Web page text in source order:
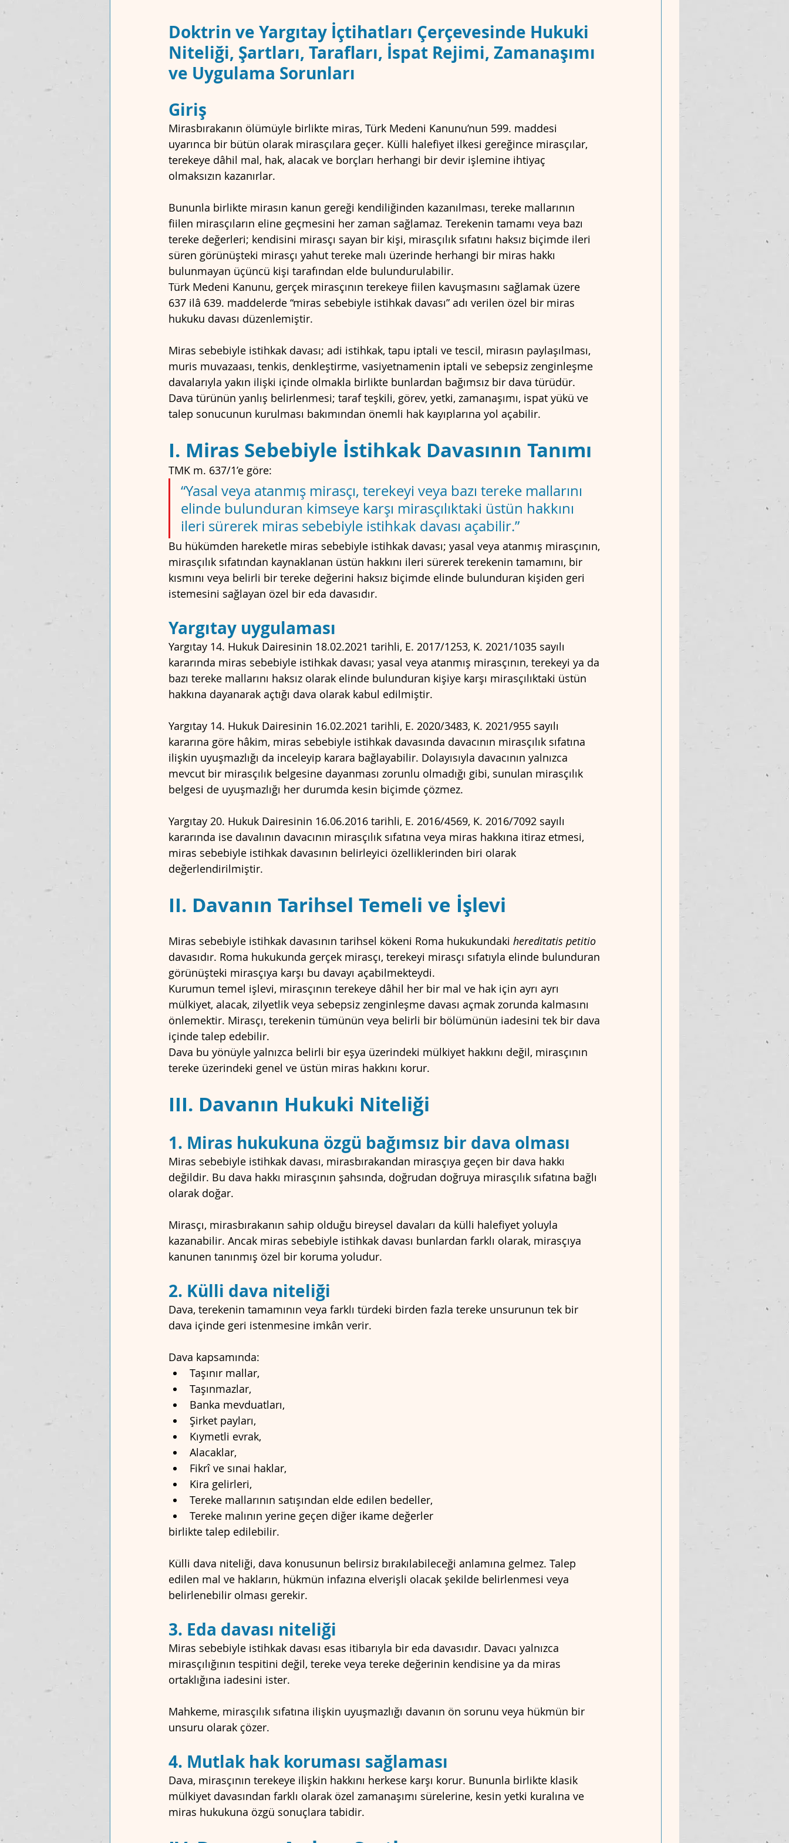
UYUŞMAZLIK MAHKEMESİ CMK
Doktrin ve Yargıtay İçtihatları Çerçevesinde Hukuki
Niteliği, Şartları, Tarafları, İspat Rejimi, Zamanaşımı
ve Uygulama Sorunları
Giriş
Mirasbırakanın ölümüyle birlikte miras, Türk Medeni Kanunu’nun 599. maddesi
uyarınca bir bütün olarak mirasçılara geçer. Külli halefiyet ilkesi gereğince mirasçılar,
terekeye dâhil mal, hak, alacak ve borçları herhangi bir devir işlemine ihtiyaç
olmaksızın kazanırlar.
Bununla birlikte mirasın kanun gereği kendiliğinden kazanılması, tereke mallarının
fiilen mirasçıların eline geçmesini her zaman sağlamaz. Terekenin tamamı veya bazı
tereke değerleri; kendisini mirasçı sayan bir kişi, mirasçılık sıfatını haksız biçimde ileri
süren görünüşteki mirasçı yahut tereke malı üzerinde herhangi bir miras hakkı
bulunmayan üçüncü kişi tarafından elde bulundurulabilir.
Türk Medeni Kanunu, gerçek mirasçının terekeye fiilen kavuşmasını sağlamak üzere
637 ilâ 639. maddelerde “miras sebebiyle istihkak davası” adı verilen özel bir miras
hukuku davası düzenlemiştir.
Miras sebebiyle istihkak davası; adi istihkak, tapu iptali ve tescil, mirasın paylaşılması,
muris muvazaası, tenkis, denkleştirme, vasiyetnamenin iptali ve sebepsiz zenginleşme
davalarıyla yakın ilişki içinde olmakla birlikte bunlardan bağımsız bir dava türüdür.
Dava türünün yanlış belirlenmesi; taraf teşkili, görev, yetki, zamanaşımı, ispat yükü ve
talep sonucunun kurulması bakımından önemli hak kayıplarına yol açabilir.
I. Miras Sebebiyle İstihkak Davasının Tanımı
TMK m. 637/1’e göre:
“Yasal veya atanmış mirasçı, terekeyi veya bazı tereke mallarını
elinde bulunduran kimseye karşı mirasçılıktaki üstün hakkını
ileri sürerek miras sebebiyle istihkak davası açabilir.”
Bu hükümden hareketle miras sebebiyle istihkak davası; yasal veya atanmış mirasçının,
mirasçılık sıfatından kaynaklanan üstün hakkını ileri sürerek terekenin tamamını, bir
kısmını veya belirli bir tereke değerini haksız biçimde elinde bulunduran kişiden geri
istemesini sağlayan özel bir eda davasıdır.
Yargıtay uygulaması
Yargıtay 14. Hukuk Dairesinin 18.02.2021 tarihli, E. 2017/1253, K. 2021/1035 sayılı
kararında miras sebebiyle istihkak davası; yasal veya atanmış mirasçının, terekeyi ya da
bazı tereke mallarını haksız olarak elinde bulunduran kişiye karşı mirasçılıktaki üstün
hakkına dayanarak açtığı dava olarak kabul edilmiştir.
Yargıtay 14. Hukuk Dairesinin 16.02.2021 tarihli, E. 2020/3483, K. 2021/955 sayılı
kararına göre hâkim, miras sebebiyle istihkak davasında davacının mirasçılık sıfatına
ilişkin uyuşmazlığı da inceleyip karara bağlayabilir. Dolayısıyla davacının yalnızca
mevcut bir mirasçılık belgesine dayanması zorunlu olmadığı gibi, sunulan mirasçılık
belgesi de uyuşmazlığı her durumda kesin biçimde çözmez.
Yargıtay 20. Hukuk Dairesinin 16.06.2016 tarihli, E. 2016/4569, K. 2016/7092 sayılı
kararında ise davalının davacının mirasçılık sıfatına veya miras hakkına itiraz etmesi,
miras sebebiyle istihkak davasının belirleyici özelliklerinden biri olarak
değerlendirilmiştir.
II. Davanın Tarihsel Temeli ve İşlevi
Miras sebebiyle istihkak davasının tarihsel kökeni Roma hukukundaki hereditatis petitio
davasıdır. Roma hukukunda gerçek mirasçı, terekeyi mirasçı sıfatıyla elinde bulunduran
görünüşteki mirasçıya karşı bu davayı açabilmekteydi.
Kurumun temel işlevi, mirasçının terekeye dâhil her bir mal ve hak için ayrı ayrı
mülkiyet, alacak, zilyetlik veya sebepsiz zenginleşme davası açmak zorunda kalmasını
önlemektir. Mirasçı, terekenin tümünün veya belirli bir bölümünün iadesini tek bir dava
içinde talep edebilir.
Dava bu yönüyle yalnızca belirli bir eşya üzerindeki mülkiyet hakkını değil, mirasçının
tereke üzerindeki genel ve üstün miras hakkını korur.
III. Davanın Hukuki Niteliği
1. Miras hukukuna özgü bağımsız bir dava olması
Miras sebebiyle istihkak davası, mirasbırakandan mirasçıya geçen bir dava hakkı
değildir. Bu dava hakkı mirasçının şahsında, doğrudan doğruya mirasçılık sıfatına bağlı
olarak doğar.
Mirasçı, mirasbırakanın sahip olduğu bireysel davaları da külli halefiyet yoluyla
kazanabilir. Ancak miras sebebiyle istihkak davası bunlardan farklı olarak, mirasçıya
kanunen tanınmış özel bir koruma yoludur.
2. Külli dava niteliği
Dava, terekenin tamamının veya farklı türdeki birden fazla tereke unsurunun tek bir
dava içinde geri istenmesine imkân verir.
Dava kapsamında:
Taşınır mallar,
Taşınmazlar,
Banka mevduatları,
Şirket payları,
Kıymetli evrak,
Alacaklar,
Fikrî ve sınai haklar,
Kira gelirleri,
Tereke mallarının satışından elde edilen bedeller,
Tereke malının yerine geçen diğer ikame değerler
birlikte talep edilebilir.
Külli dava niteliği, dava konusunun belirsiz bırakılabileceği anlamına gelmez. Talep
edilen mal ve hakların, hükmün infazına elverişli olacak şekilde belirlenmesi veya
belirlenebilir olması gerekir.
3. Eda davası niteliği
Miras sebebiyle istihkak davası esas itibarıyla bir eda davasıdır. Davacı yalnızca
mirasçılığının tespitini değil, tereke veya tereke değerinin kendisine ya da miras
ortaklığına iadesini ister.
Mahkeme, mirasçılık sıfatına ilişkin uyuşmazlığı davanın ön sorunu veya hükmün bir
unsuru olarak çözer.
4. Mutlak hak koruması sağlaması
Dava, mirasçının terekeye ilişkin hakkını herkese karşı korur. Bununla birlikte klasik
mülkiyet davasından farklı olarak özel zamanaşımı sürelerine, kesin yetki kuralına ve
miras hukukuna özgü sonuçlara tabidir.